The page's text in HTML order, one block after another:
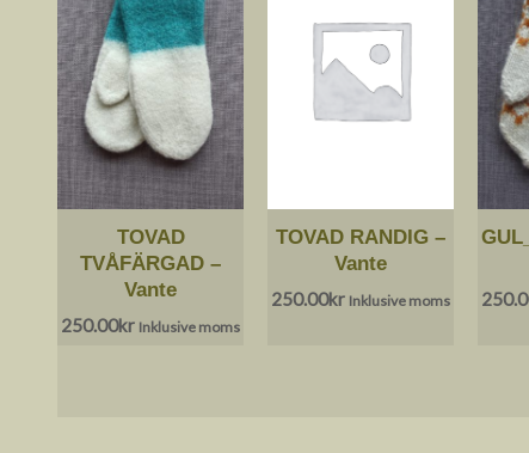
TOVAD
TVÅFÄRGAD –
Vante
250.00kr Inklusive moms
TOVAD RANDIG –
Vante
250.00kr Inklusive moms